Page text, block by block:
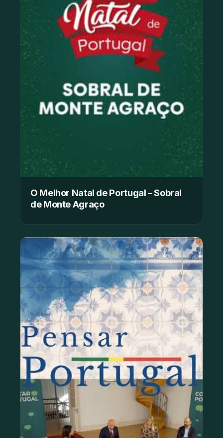
O Melhor Natal de Portugal – Sobral
de Monte Agraço